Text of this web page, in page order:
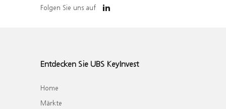
Folgen Sie uns auf
Entdecken Sie UBS KeyInvest
Home
Märkte